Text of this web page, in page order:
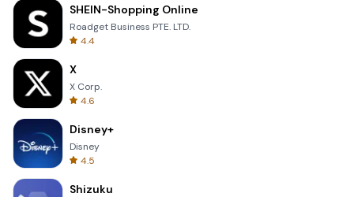
SHEIN-Shopping Online
Roadget Business PTE. LTD.
4.4
X
X Corp.
4.6
Disney+
Disney
4.5
Shizuku